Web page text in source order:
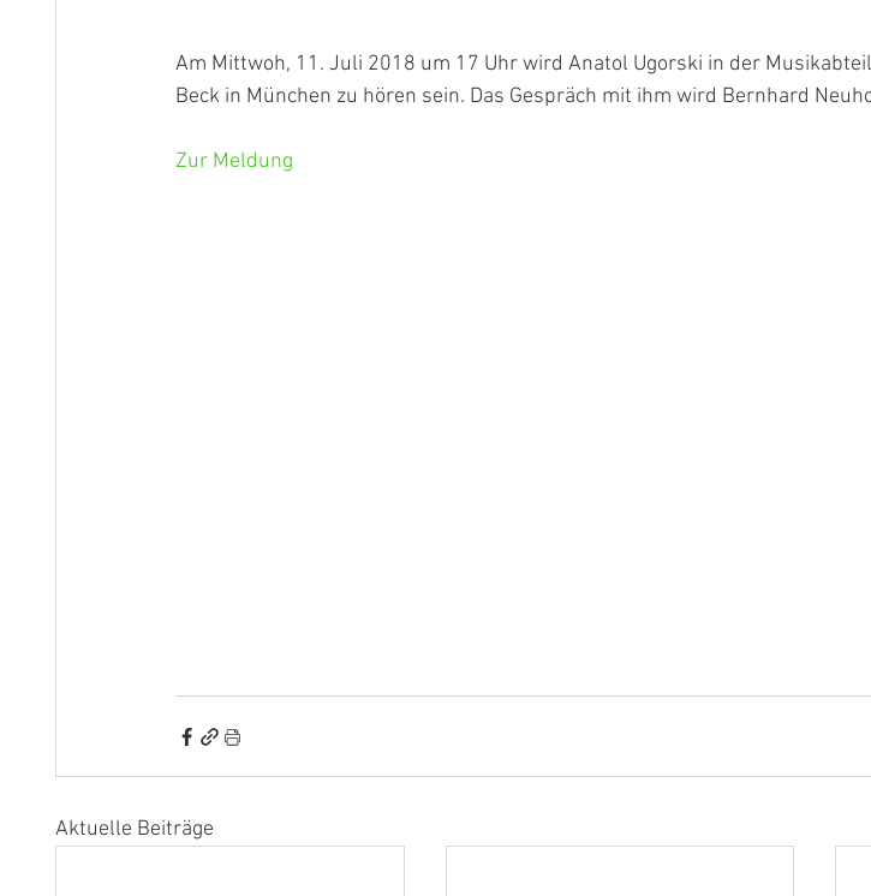
Am Mittwoh, 11. Juli 2018 um 17 Uhr wird Anatol Ugorski in der
Beck in München zu hören sein. Das Gespräch mit ihm wird Bernhard
Zur Meldung
Aktuelle Beiträge